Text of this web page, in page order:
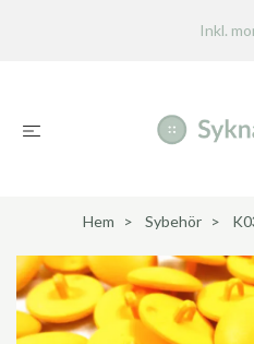
Inkl.
Hem Sybehör